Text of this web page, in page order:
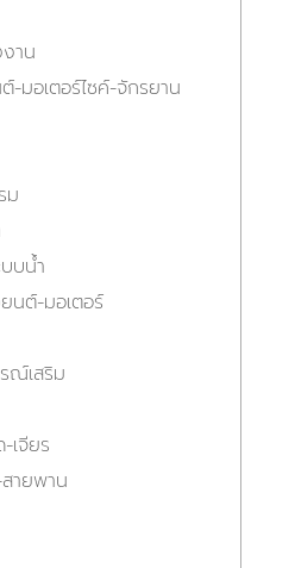
าน
-มอเตอร์ไซค์-จักรยาน
ม
บน้ำ
นต์-มอเตอร์
ณ์เสริม
เจียร
ายพาน